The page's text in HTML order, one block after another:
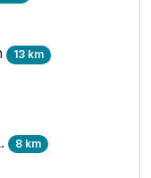
13 km
8 km